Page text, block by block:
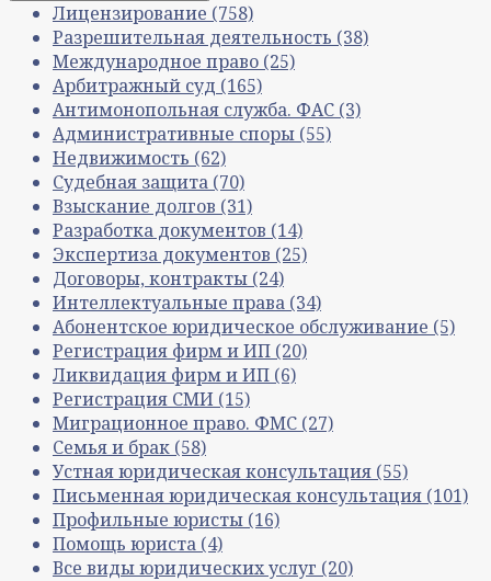
Лицензирование (758)
Разрешительная деятельность (38)
Международное право (25)
Арбитражный суд (165)
Антимонопольная служба. ФАС (3)
Административные споры (55)
Недвижимость (62)
Судебная защита (70)
Взыскание долгов (31)
Разработка документов (14)
Экспертиза документов (25)
Договоры, контракты (24)
Интеллектуальные права (34)
Абонентское юридическое обслуживание (5)
Регистрация фирм и ИП (20)
Ликвидация фирм и ИП (6)
Регистрация СМИ (15)
Миграционное право. ФМС (27)
Семья и брак (58)
Устная юридическая консультация (55)
Письменная юридическая консультация (101)
Профильные юристы (16)
Помощь юриста (4)
Все виды юридических услуг (20)